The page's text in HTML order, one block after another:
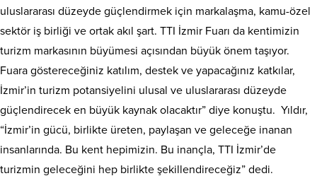
uluslararası düzeyde güçlendirmek için markalaşma, kamu-özel
sektör iş birliği ve ortak akıl şart. TTI İzmir Fuarı da kentimizin
turizm markasının büyümesi açısından büyük önem taşıyor.
Fuara göstereceğiniz katılım, destek ve yapacağınız katkılar,
İzmir’in turizm potansiyelini ulusal ve uluslararası düzeyde
güçlendirecek en büyük kaynak olacaktır” diye konuştu. Yıldır,
“İzmir’in gücü, birlikte üreten, paylaşan ve geleceğe inanan
insanlarında. Bu kent hepimizin. Bu inançla, TTI İzmir’de
turizmin geleceğini hep birlikte şekillendireceğiz” dedi.